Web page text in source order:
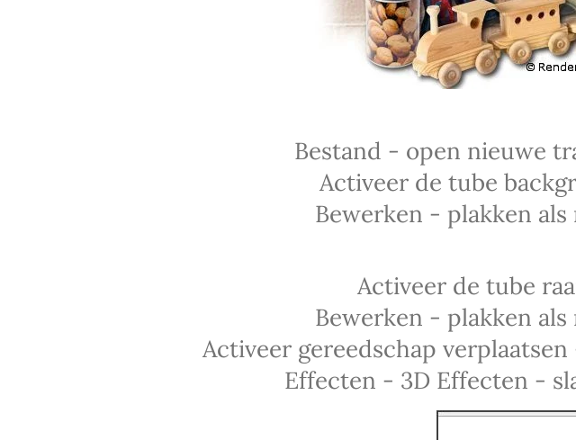
Bestand - open nieuwe
Activeer de tube
Bewerken - plakken
Activeer de tube
Bewerken - plakken
Activeer gereedschap
Effecten - 3D Effecten -